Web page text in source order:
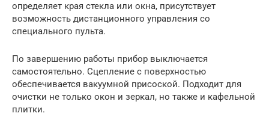
определяет края стекла или окна, присутствует
возможность дистанционного управления со
специального пульта.
По завершению работы прибор выключается
самостоятельно. Сцепление с поверхностью
обеспечивается вакуумной присоской. Подходит для
очистки не только окон и зеркал, но также и кафельной
плитки.